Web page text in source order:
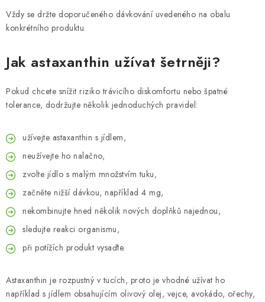
Vždy se držte doporučeného dávkování uvedeného na obalu
konkrétního produktu.
Jak astaxanthin užívat šetrněji?
Pokud chcete snížit riziko trávicího diskomfortu nebo špatné
tolerance, dodržujte několik jednoduchých pravidel:
užívejte astaxanthin s jídlem,
neužívejte ho nalačno,
zvolte jídlo s malým množstvím tuku,
začněte nižší dávkou, například 4 mg,
nekombinujte hned několik nových doplňků najednou,
sledujte reakci organismu,
při potížích produkt vysaďte.
Astaxanthin je rozpustný v tucích, proto je vhodné užívat ho
například s jídlem obsahujícím olivový olej, vejce, avokádo, ořechy,